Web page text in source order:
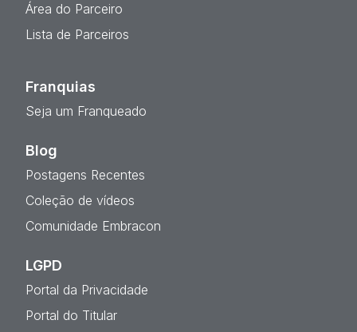
Área do Parceiro
Lista de Parceiros
Franquias
Seja um Franqueado
Blog
Postagens Recentes
Coleção de vídeos
Comunidade Embracon
LGPD
Portal da Privacidade
Portal do Titular